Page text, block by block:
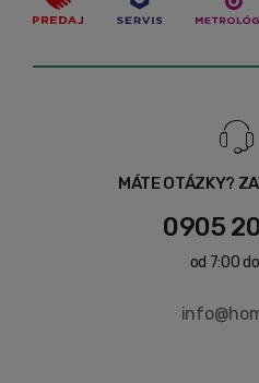
MÁTE OTÁZKY?
0905
od 7:00